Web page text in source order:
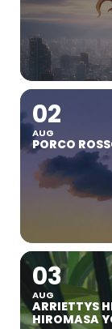
02
AUG
PORCO
03
AUG
ARRIETTYS
HIROMASA